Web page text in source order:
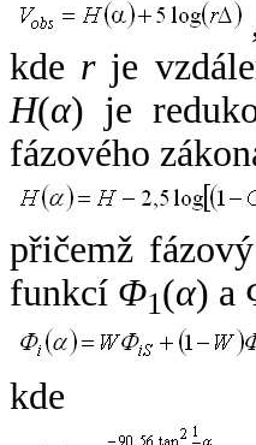
kde rje
H(α) je
fázového
přičemž
funkcí Φ1(α) a
kde